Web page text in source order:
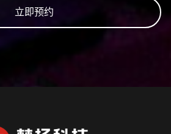
立即预约